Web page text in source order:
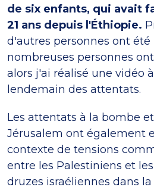
de six enfants, qui avait
21 ans depuis l'Éthiopie.
d'autres personnes ont été
nombreuses personnes
alors j'ai réalisé une vidéo
lendemain des attentats.
Les attentats à la bombe
Jérusalem ont également
contexte de tensions
entre les Palestiniens et
druzes israéliennes dans